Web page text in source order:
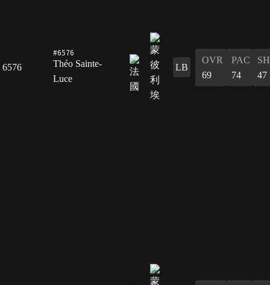
6576
#6576
Théo Sainte-
Luce
LB
OVR
69
PAC
74
47